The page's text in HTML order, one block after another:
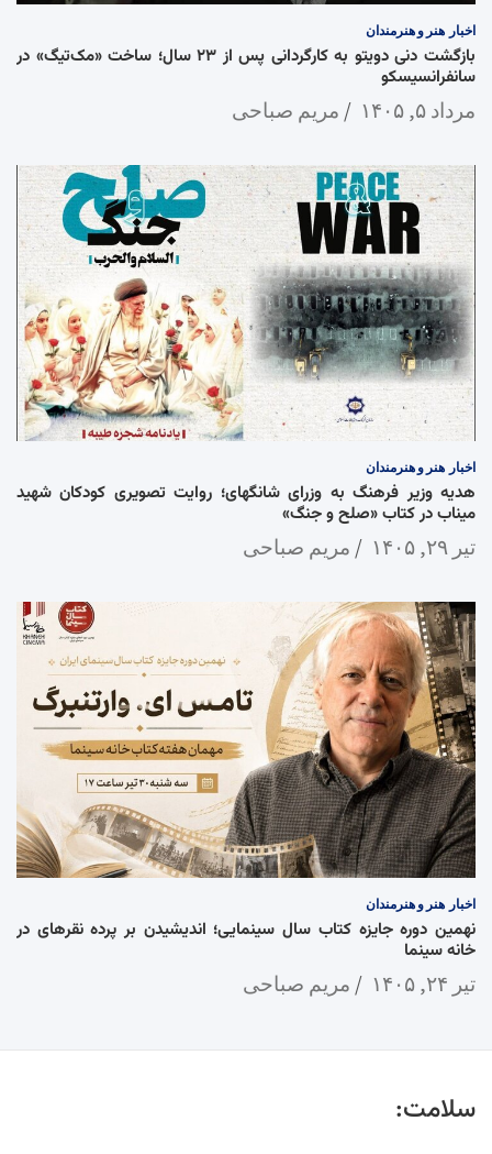
اخبار هنر و هنرمندان
بازگشت دنی دویتو به کارگردانی پس از ۲۳ سال؛ ساخت «مک‌تیگ» در
سانفرانسیسکو
مرداد ۵, ۱۴۰۵ مریم صباحی
اخبار هنر و هنرمندان
هدیه وزیر فرهنگ به وزرای شانگهای؛ روایت تصویری کودکان شهید
میناب در کتاب «صلح و جنگ»
تیر ۲۹, ۱۴۰۵ مریم صباحی
اخبار هنر و هنرمندان
نهمین دوره جایزه کتاب سال سینمایی؛ اندیشیدن بر پرده نقرهای در
خانه سینما
تیر ۲۴, ۱۴۰۵ مریم صباحی
سلامت: